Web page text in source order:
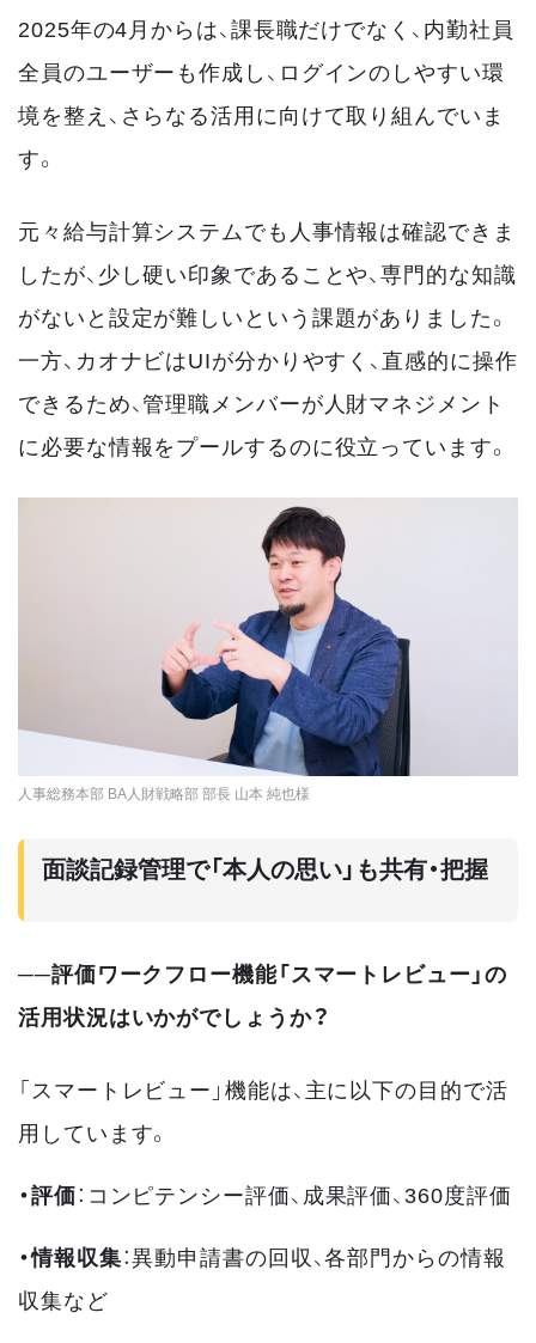
2025年の4月からは、課長職だけでなく、内勤社員
全員のユーザーも作成し、ログインのしやすい環
境を整え、さらなる活用に向けて取り組んでいま
す。
元々給与計算システムでも人事情報は確認できま
したが、少し硬い印象であることや、専門的な知識
がないと設定が難しいという課題がありました。
一方、カオナビはUIが分かりやすく、直感的に操作
できるため、管理職メンバーが人財マネジメント
に必要な情報をプールするのに役立っています。
人事総務本部 BA人財戦略部 部長 山本 純也様
面談記録管理で「本人の思い」も共有・把握
──評価ワークフロー機能「スマートレビュー」の
活用状況はいかがでしょうか？
「スマートレビュー」機能は、主に以下の目的で活
用しています。
・評価：コンピテンシー評価、成果評価、360度評価
・情報収集：異動申請書の回収、各部門からの情報
収集など